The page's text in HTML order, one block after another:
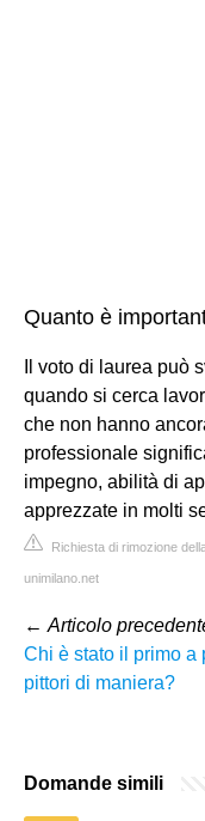
Quanto è
Il voto di laurea può
quando si cerca
che non hanno
professionale
impegno, abilità di
apprezzate in molti
Richiesta di rimozione
unimilano.net
← Articolo
Chi è stato il primo a
pittori di maniera?
Domande simili